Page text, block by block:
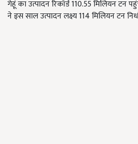
गेहूं का उत्पादन रिकॉर्ड 110.55 मिलियन टन
ने इस साल उत्पादन लक्ष्य 114 मिलियन टन